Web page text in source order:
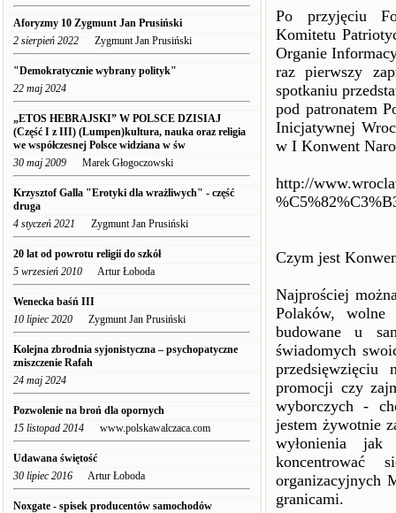
Aforyzmy 10 Zygmunt Jan Prusiński
2 sierpień 2022 Zygmunt Jan Prusiński
"Demokratycznie wybrany polityk"
22 maj 2024
„ETOS HEBRAJSKI” W POLSCE DZISIAJ
(Część I z III) (Lumpen)kultura, nauka oraz religia
we współczesnej Polsce widziana w św
30 maj 2009 Marek Głogoczowski
Krzysztof Galla "Erotyki dla wrażliwych" - część
druga
4 styczeń 2021 Zygmunt Jan Prusiński
20 lat od powrotu religii do szkół
5 wrzesień 2010 Artur Łoboda
Wenecka baśń III
10 lipiec 2020 Zygmunt Jan Prusiński
Kolejna zbrodnia syjonistyczna – psychopatyczne
zniszczenie Rafah
24 maj 2024
Pozwolenie na broń dla opornych
15 listopad 2014 www.polskawalczaca.com
Udawana świętość
30 lipiec 2016 Artur Łoboda
Noxgate - spisek producentów samochodów
Po przyjęciu
Komitetu
Organie
raz pierwszy
spotkaniu
pod patronatem
Inicjatywnej
w I Konwent
http://
Czym jest
Najprościej
Polaków, wolne
budowane u
świadomych
przedsięwzięciu
promocji czy
wyborczych -
jestem żywotnie
wyłonienia
koncentrować
organizacyjnych
granicami.